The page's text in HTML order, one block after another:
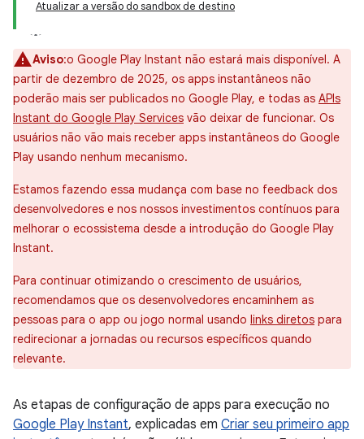
Atualizar a versão do sandbox de destino
Aviso:o Google Play Instant não estará mais disponível. A
partir de dezembro de 2025, os apps instantâneos não
poderão mais ser publicados no Google Play, e todas as APIs
Instant do Google Play Services vão deixar de funcionar. Os
usuários não vão mais receber apps instantâneos do Google
Play usando nenhum mecanismo.
Estamos fazendo essa mudança com base no feedback dos
desenvolvedores e nos nossos investimentos contínuos para
melhorar o ecossistema desde a introdução do Google Play
Instant.
Para continuar otimizando o crescimento de usuários,
recomendamos que os desenvolvedores encaminhem as
pessoas para o app ou jogo normal usando links diretos para
redirecionar a jornadas ou recursos específicos quando
relevante.
As etapas de configuração de apps para execução no
Google Play Instant, explicadas em Criar seu primeiro app